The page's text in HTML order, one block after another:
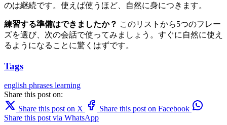
のは継続です。使えば使うほど、自然に身につきます。
練習する準備はできましたか？ このリストから5つのフレー
ズを選び、次の会話で使ってみましょう。すぐに自然に使え
るようになることに驚くはずです。
Tags
english phrases learning
Share this post on:
Share this post on X
Share this post on Facebook
Share this post via WhatsApp